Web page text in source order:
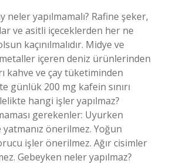
neler yapılmamalı? Rafine şeker,
ve asitli içeceklerden her ne
kaçınılmalıdır. Midye ve
içeren deniz ürünlerinden
kahve ve çay tüketiminden
günlük 200 mg kafein sınırı
hangi işler yapılmaz?
gerekenler: Uyurken
yatmanız önerilmez. Yoğun
işler önerilmez. Ağır cisimler
Gebeyken neler yapılmaz?